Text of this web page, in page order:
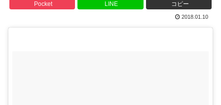
Pocket LINE コピー
2018.01.10